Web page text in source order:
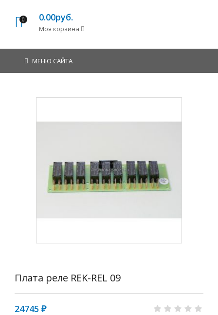
0 0.00руб.
Моя корзина
МЕНЮ САЙТА
Плата реле REK-REL 09
24745 ₽